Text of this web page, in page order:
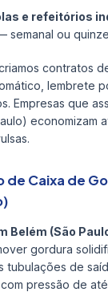
e refeitórios
semanal ou
contratos
lembrete
Empresas que
economizam
Caixa de
Belém (São
gordura
de
pressão de